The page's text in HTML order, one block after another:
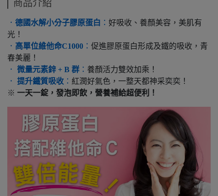
商品介紹
． 德國水解小分子膠原蛋白 ： 好吸收、養顏美容，美肌有
光！
． 高單位維他命C1000 ： 促進膠原蛋白形成及鐵的吸收，青
春美麗！
． 微量元素鋅 + B 群 ： 養顏活力雙效加乘！
． 提升鐵質吸收 ： 紅潤好氣色，一整天都神采奕奕！
※ 一天一錠，發泡即飲，營養補給超便利！